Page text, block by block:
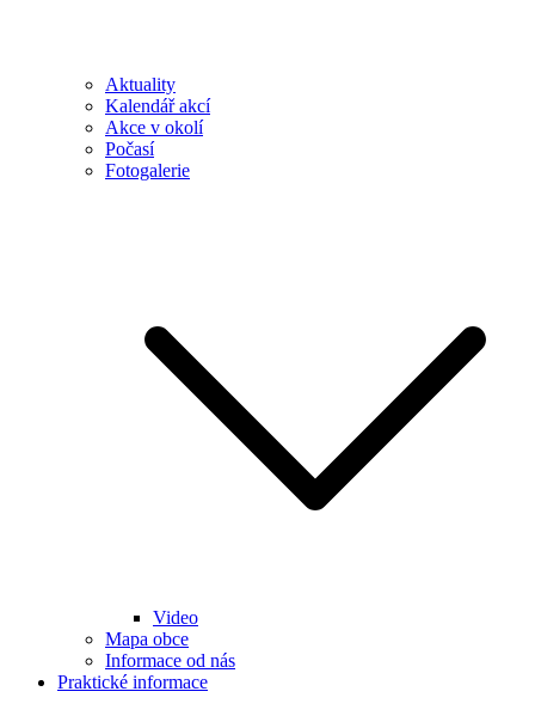
Aktuality
Kalendář akcí
Akce v okolí
Počasí
Fotogalerie
Video
Mapa obce
Informace od nás
Praktické informace